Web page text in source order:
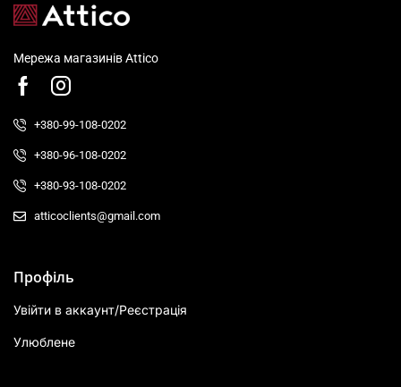
Мережа магазинів Attico
+380-99-108-0202
+380-96-108-0202
+380-93-108-0202
atticoclients@gmail.com
Профіль
Увійти в аккаунт/Реєстрація
Улюблене